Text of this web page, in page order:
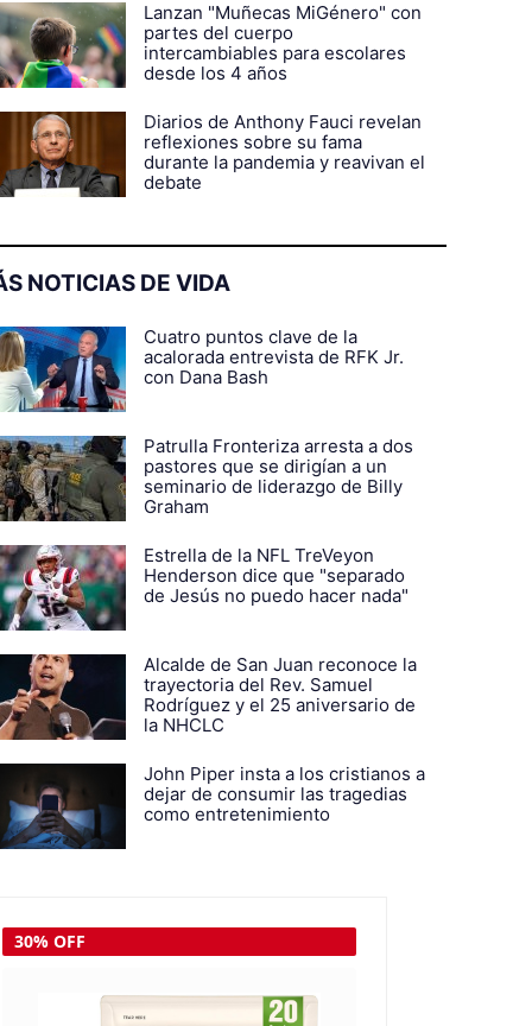
Lanzan "Muñecas MiGénero" con
partes del cuerpo
intercambiables para escolares
desde los 4 años
Diarios de Anthony Fauci revelan
reflexiones sobre su fama
durante la pandemia y reavivan el
debate
NOTICIAS DE VIDA
Cuatro puntos clave de la
acalorada entrevista de RFK Jr.
con Dana Bash
Patrulla Fronteriza arresta a dos
pastores que se dirigían a un
seminario de liderazgo de Billy
Graham
Estrella de la NFL TreVeyon
Henderson dice que "separado
de Jesús no puedo hacer nada"
Alcalde de San Juan reconoce la
trayectoria del Rev. Samuel
Rodríguez y el 25 aniversario de
la NHCLC
John Piper insta a los cristianos a
dejar de consumir las tragedias
como entretenimiento
20% OFF